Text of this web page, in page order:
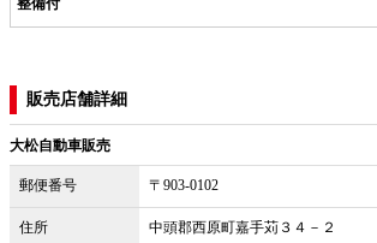
販売店舗詳細
大松自動車販売
郵便番号 〒903-0102
住所 中頭郡西原町嘉手苅３４－２